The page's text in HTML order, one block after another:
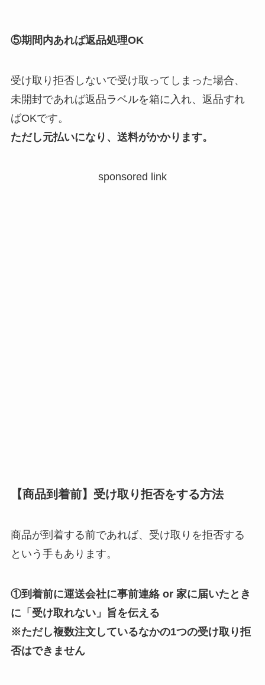
⑤期間内あれば返品処理OK
受け取り拒否しないで受け取ってしまった場合、
未開封であれば返品ラベルを箱に入れ、返品すれ
ばOKです。
ただし元払いになり、送料がかかります。
sponsored link
【商品到着前】受け取り拒否をする方法
商品が到着する前であれば、受け取りを拒否する
という手もあります。
①到着前に運送会社に事前連絡 or 家に届いたとき
に「受け取れない」旨を伝える
※ただし複数注文しているなかの1つの受け取り拒
否はできません